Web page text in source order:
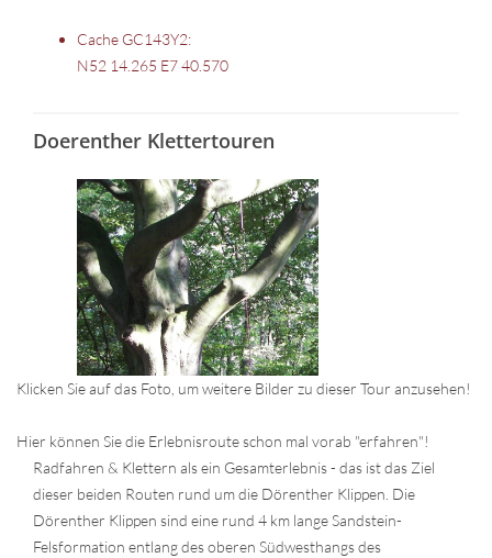
Cache GC143Y2:
N52 14.265 E7 40.570
Doerenther Klettertouren
Klicken Sie auf das Foto, um weitere Bilder zu dieser Tour anzusehen!
Hier können Sie die Erlebnisroute schon mal vorab "erfahren"!
Radfahren & Klettern als ein Gesamterlebnis - das ist das Ziel
dieser beiden Routen rund um die Dörenther Klippen. Die
Dörenther Klippen sind eine rund 4 km lange Sandstein-
Felsformation entlang des oberen Südwesthangs des